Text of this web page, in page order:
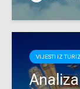
VIJESTI IZ